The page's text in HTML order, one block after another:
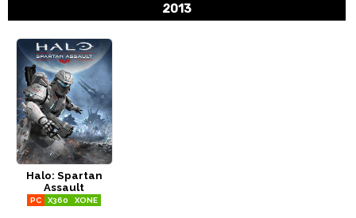
2013
Halo: Spartan
Assault
PC X360 XONE